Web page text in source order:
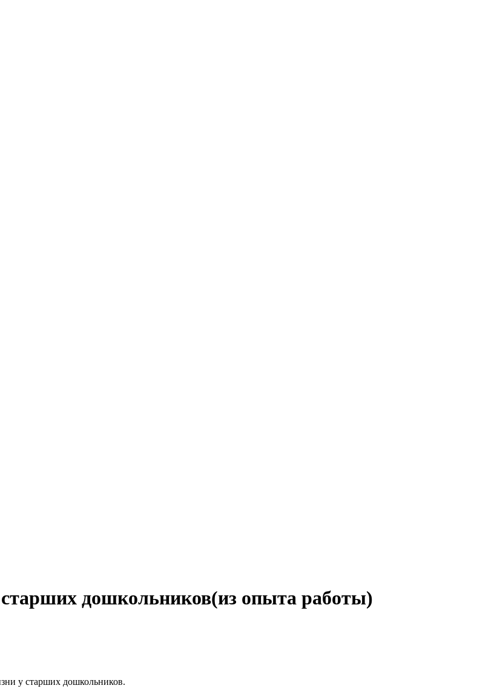
старших дошкольников(из опыта работы)
у старших дошкольников.